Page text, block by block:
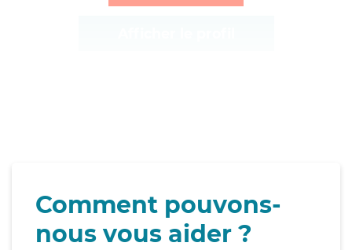
Comment pouvons-
nous vous aider ?